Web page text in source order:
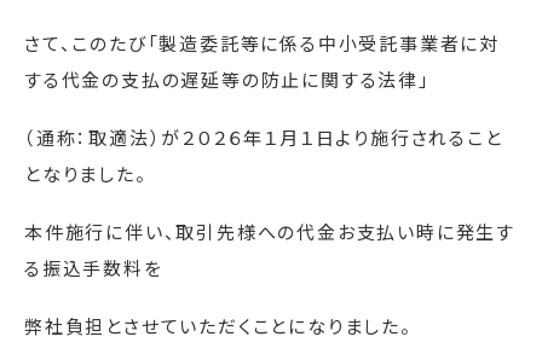
さて、このたび「製造委託等に係る中小受託事業者に対
する代金の支払の遅延等の防止に関する法律」
（通称：取適法）が２０２６年１月１日より施行されること
となりました。
本件施行に伴い、取引先様への代金お支払い時に発生す
る振込手数料を
弊社負担とさせていただくことになりました。